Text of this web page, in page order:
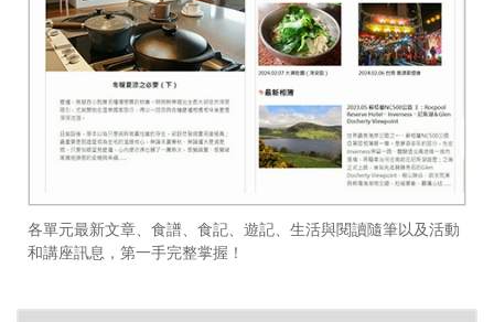
各單元最新文章、食譜、食記、遊記、生活與閱讀隨筆以及活動
和講座訊息，第一手完整掌握！